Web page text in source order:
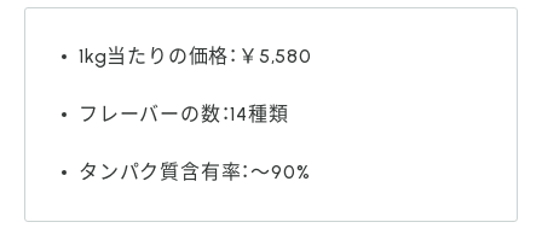
1kg当たりの価格：￥5,580
フレーバーの数：14種類
タンパク質含有率：～90%